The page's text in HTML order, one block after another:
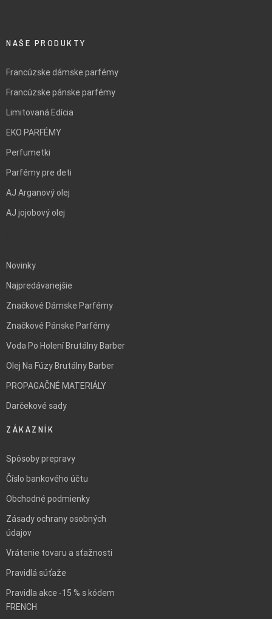
NAŠE PRODUKTY
Francúzske dámske parfémy
Francúzske pánske parfémy
Limitovaná Edícia
EKO PARFÉMY
Perfumetki
Parfémy pre deti
AJ Arganový olej
AJ jojobový olej
Novinky
Najpredávanejšie
Značkové Dámske Parfémy
Značkové Pánske Parfémy
Voda Po Holení Brutálny Barber
Olej Na Fúzy Brutálny Barber
PROPAGAČNÉ MATERIÁLY
Darčekové sady
ZÁKAZNÍK
Spôsoby prepravy
Číslo bankového účtu
Obchodné podmienky
Zásady ochrany osobných
údajov
Vrátenie tovaru a sťažnosti
Pravidlá súťaže
Pravidla akce -15 % s kódem
FRENCH